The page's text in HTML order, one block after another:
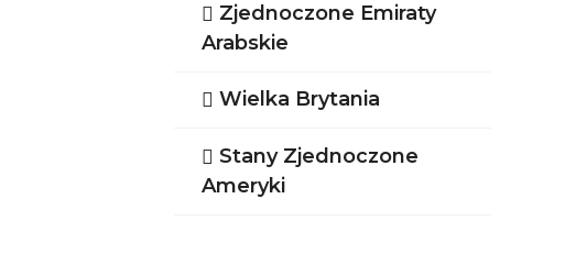
Zjednoczone Emiraty
Arabskie
Wielka Brytania
Stany Zjednoczone
Ameryki